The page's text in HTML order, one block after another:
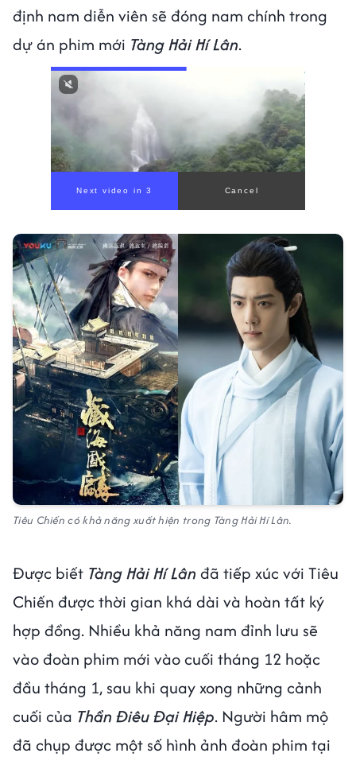
định nam diễn viên sẽ đóng nam chính trong
dự án phim mới Tàng Hải Hí Lân.
Next video in 1 Cancel
Tiêu Chiến có khả năng xuất hiện trong Tàng Hải Hí Lân.
Được biết Tàng Hải Hí Lân đã tiếp xúc với Tiêu
Chiến được thời gian khá dài và hoàn tất ký
hợp đồng. Nhiều khả năng nam đỉnh lưu sẽ
vào đoàn phim mới vào cuối tháng 12 hoặc
đầu tháng 1, sau khi quay xong những cảnh
cuối của Thần Điêu Đại Hiệp. Người hâm mộ
đã chụp được một số hình ảnh đoàn phim tại